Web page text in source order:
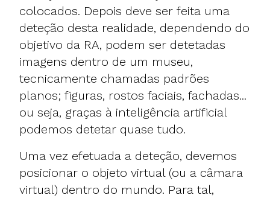
colocados. Depois deve ser feita uma
deteção desta realidade, dependendo do
objetivo da RA, podem ser detetadas
imagens dentro de um museu,
tecnicamente chamadas padrões
planos; figuras, rostos faciais, fachadas...
ou seja, graças à inteligência artificial
podemos detetar quase tudo.
Uma vez efetuada a deteção, devemos
posicionar o objeto virtual (ou a câmara
virtual) dentro do mundo. Para tal,